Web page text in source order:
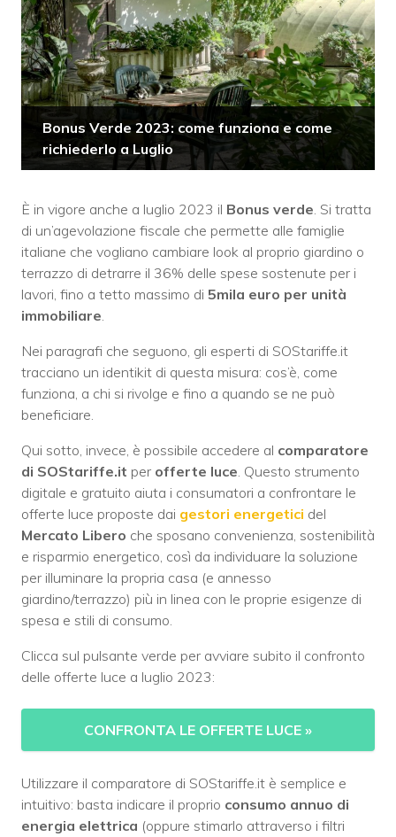
Bonus Verde 2023: come funziona e come
richiederlo a Luglio
È in vigore anche a luglio 2023 il Bonus verde. Si tratta
di un’agevolazione fiscale che permette alle famiglie
italiane che vogliano cambiare look al proprio giardino o
terrazzo di detrarre il 36% delle spese sostenute per i
lavori, fino a tetto massimo di 5mila euro per unità
immobiliare.
Nei paragrafi che seguono, gli esperti di SOStariffe.it
tracciano un identikit di questa misura: cos’è, come
funziona, a chi si rivolge e fino a quando se ne può
beneficiare.
Qui sotto, invece, è possibile accedere al comparatore
di SOStariffe.it per offerte luce. Questo strumento
digitale e gratuito aiuta i consumatori a confrontare le
offerte luce proposte dai gestori energetici del
Mercato Libero che sposano convenienza, sostenibilità
e risparmio energetico, così da individuare la soluzione
per illuminare la propria casa (e annesso
giardino/terrazzo) più in linea con le proprie esigenze di
spesa e stili di consumo.
Clicca sul pulsante verde per avviare subito il confronto
delle offerte luce a luglio 2023:
CONFRONTA LE OFFERTE LUCE »
Utilizzare il comparatore di SOStariffe.it è semplice e
intuitivo: basta indicare il proprio consumo annuo di
energia elettrica (oppure stimarlo attraverso i filtri